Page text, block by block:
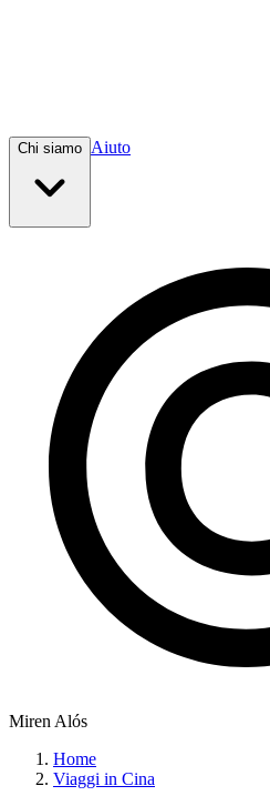
Chi siamo Aiuto
Miren Alós
Home
Viaggi in Cina